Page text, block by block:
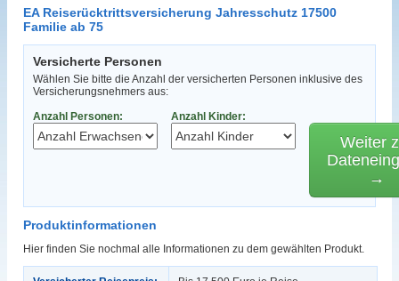
EA Reiserücktrittsversicherung Jahresschutz 17500
Familie ab 75
Versicherte Personen
Wählen Sie bitte die Anzahl der versicherten Personen inklusive des
Versicherungsnehmers aus:
Anzahl Personen:
Anzahl Kinder:
Weiter
→
Produktinformationen
Hier finden Sie nochmal alle Informationen zu dem gewählten Produkt.